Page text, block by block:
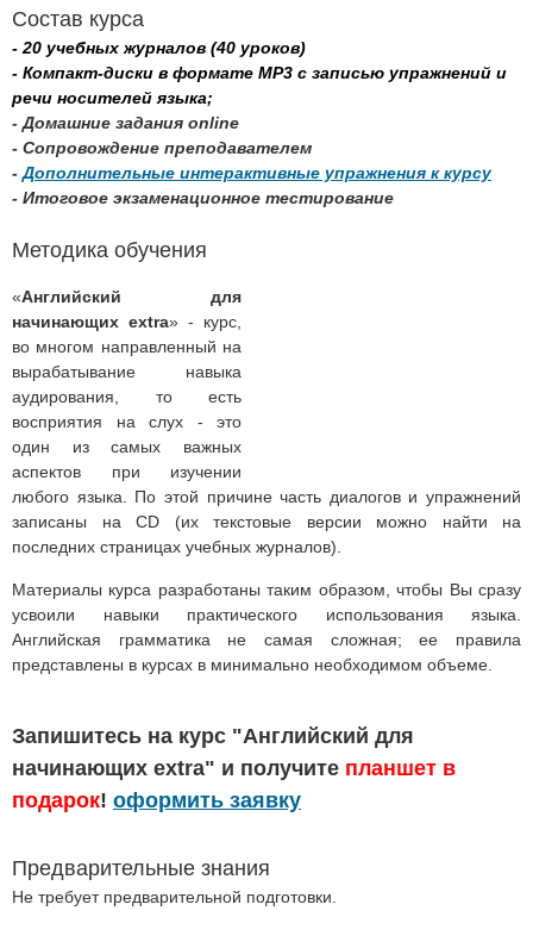
Состав курса
- 20 учебных журналов (40 уроков)
- Компакт-диски в формате MP3 c записью упражнений и
речи носителей языка;
- Домашние задания online
- Сопровождение преподавателем
-Дополнительные интерактивные упражнения к курсу
- Итоговое экзаменационное тестирование
Методика обучения
«Английский для
начинающих extra» - курс,
во многом направленный на
вырабатывание навыка
аудирования, то есть
восприятия на слух - это
один из самых важных
аспектов при изучении
любого языка. По этой причине часть диалогов и упражнений
записаны на CD (их текстовые версии можно найти на
последних страницах учебных журналов).
Материалы курса разработаны таким образом, чтобы Вы сразу
усвоили навыки практического использования языка.
Английская грамматика не самая сложная; ее правила
представлены в курсах в минимально необходимом объеме.
Запишитесь на курс "Английский для
начинающих extra" и получите планшет в
подарок! оформить заявку
Предварительные знания
Не требует предварительной подготовки.